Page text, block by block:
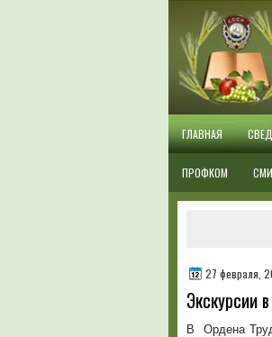
ГЛАВНАЯ
ПРОФКОМ
27 февраля,
Экскурсии
В Ордена